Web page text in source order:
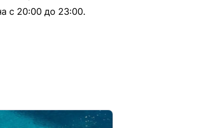
с 20:00 до 23:00.